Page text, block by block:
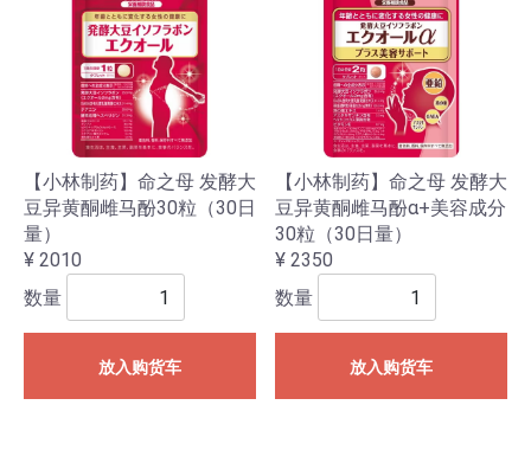
【小林制药】命之母 发酵大
豆异黄酮雌马酚30粒（30日
量）
¥ 2010
数量
放入购货车
【小林制药】命之母 发酵大
豆异黄酮雌马酚α+美容成分
30粒（30日量）
¥ 2350
数量
放入购货车